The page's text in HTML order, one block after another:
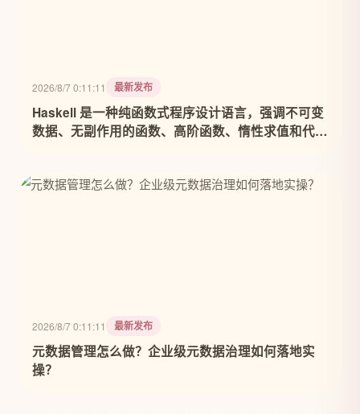
2026/8/7 0:11:11 最新发布
Haskell 是一种纯函数式程序设计语言，强调不可变
数据、无副作用的函数、高阶函数、惰性求值和代数
2026/8/7 0:11:11 最新发布
元数据管理怎么做？企业级元数据治理如何落地实
操？